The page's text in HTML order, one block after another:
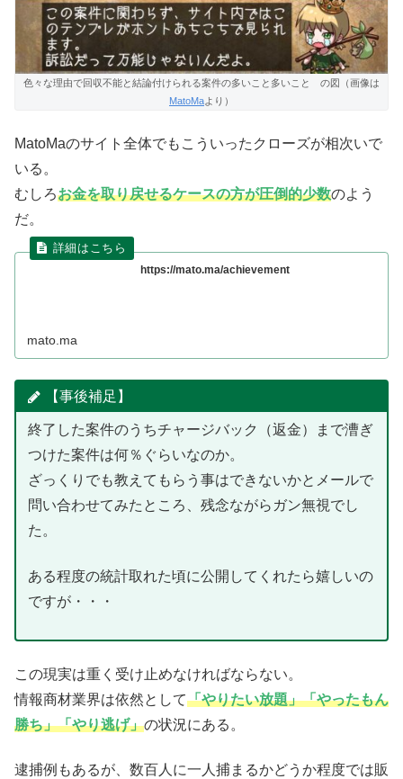
色々な理由で回収不能と結論付けられる案件の多いこと多いこと の図（画像は
MatoMaより）
MatoMaのサイト全体でもこういったクローズが相次いで
いる。
むしろお金を取り戻せるケースの方が圧倒的少数のよう
だ。
https://mato.ma/achievement
mato.ma
【事後補足】
終了した案件のうちチャージバック（返金）まで漕ぎ
つけた案件は何％ぐらいなのか。
ざっくりでも教えてもらう事はできないかとメールで
問い合わせてみたところ、残念ながらガン無視でし
た。
ある程度の統計取れた頃に公開してくれたら嬉しいの
ですが・・・
この現実は重く受け止めなければならない。
情報商材業界は依然として「やりたい放題」「やったもん
勝ち」「やり逃げ」の状況にある。
逮捕例もあるが、数百人に一人捕まるかどうか程度では販